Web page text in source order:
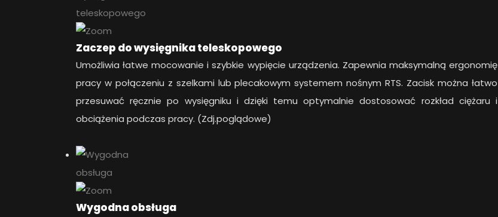
Zaczep do wysięgnika teleskopowego
Umożliwia łatwe mocowanie i szybkie wypięcie urządzenia. Zapewnia maksymalną ergonomię
pracy w połączeniu z szelkami lub plecakowym systemem nośnym RTS. Zacisk można łatwo
przesuwać ręcznie po wysięgniku i dzięki temu optymalnie dostosować rozkład ciężaru i
obciążenia podczas pracy. (Zdj.poglądowe)
Wygodna obsługa